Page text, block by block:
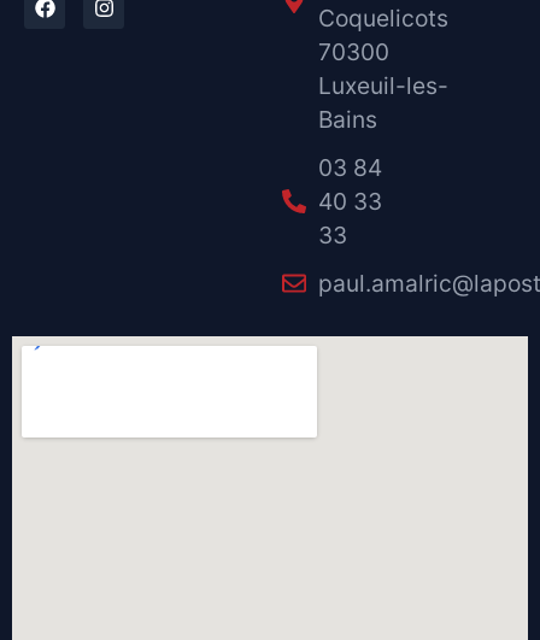
Coquelicots
70300
Luxeuil-les-
Bains
03 84
40 33
33